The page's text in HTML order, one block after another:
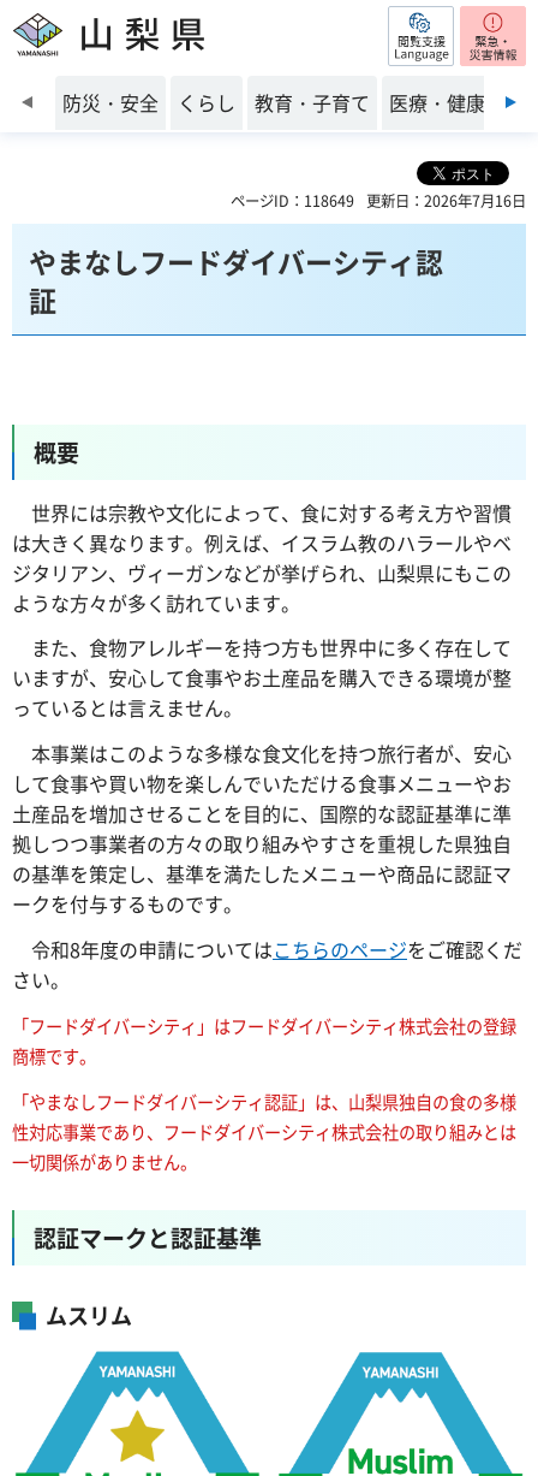
山梨県 閲覧支援
前のスライドを表示
防災・安全 くらし 教育・子育て 医療・健康・福
ページID：118649 更新日：2026年7月16日
やまなしフードダイバーシティ認
証
概要
世界には宗教や文化によって、食に対する考え方や習慣
は大きく異なります。例えば、イスラム教のハラールやベ
ジタリアン、ヴィーガンなどが挙げられ、山梨県にもこの
ような方々が多く訪れています。
また、食物アレルギーを持つ方も世界中に多く存在して
いますが、安心して食事やお土産品を購入できる環境が整
っているとは言えません。
本事業はこのような多様な食文化を持つ旅行者が、安心
して食事や買い物を楽しんでいただける食事メニューやお
土産品を増加させることを目的に、国際的な認証基準に準
拠しつつ事業者の方々の取り組みやすさを重視した県独自
の基準を策定し、基準を満たしたメニューや商品に認証マ
ークを付与するものです。
令和8年度の申請についてはこちらのページをご確認くだ
さい。
「フードダイバーシティ」はフードダイバーシティ株式会社の登録
商標です。
「やまなしフードダイバーシティ認証」は、山梨県独自の食の多様
性対応事業であり、フードダイバーシティ株式会社の取り組みとは
一切関係がありません。
認証マークと認証基準
ムスリム